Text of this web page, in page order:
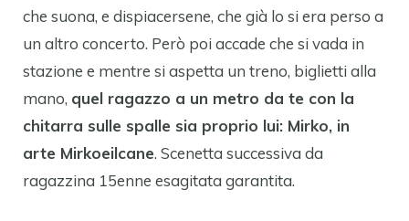
che suona, e dispiacersene, che già lo si era perso a
un altro concerto. Però poi accade che si vada in
stazione e mentre si aspetta un treno, biglietti alla
mano, quel ragazzo a un metro da te con la
chitarra sulle spalle sia proprio lui: Mirko, in
arte Mirkoeilcane. Scenetta successiva da
ragazzina 15enne esagitata garantita.